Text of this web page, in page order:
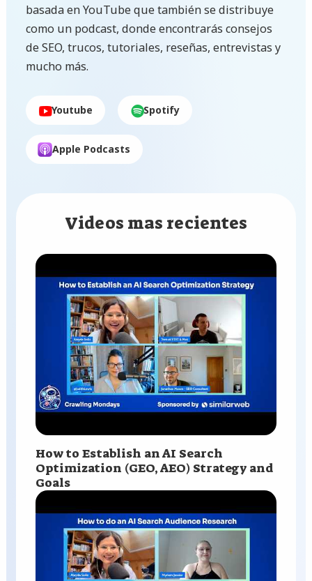
basada en YouTube que también se distribuye
como un podcast, donde encontrarás consejos
de SEO, trucos, tutoriales, reseñas, entrevistas y
mucho más.
Youtube Spotify
Apple Podcasts
Videos mas recientes
How to Establish an AI Search
Optimization (GEO, AEO) Strategy and
Goals